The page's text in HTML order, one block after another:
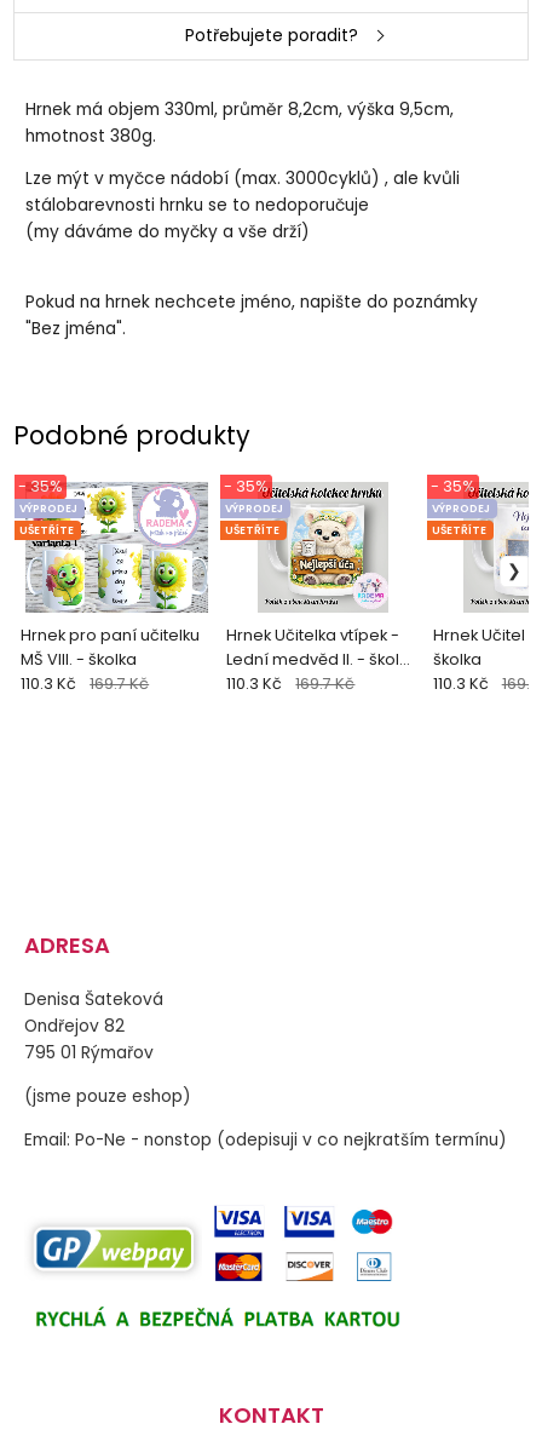
Potřebujete poradit?
Hrnek má objem 330ml, průměr 8,2cm, výška 9,5cm,
hmotnost 380g.
Lze mýt v myčce nádobí (max. 3000cyklů) , ale kvůli
stálobarevnosti hrnku se to nedoporučuje
(my dáváme do myčky a vše drží)
Pokud na hrnek nechcete jméno, napište do poznámky
"Bez jména".
Podobné produkty
Hrnek pro paní učitelku
MŠ VIII. - školka
VÝPRODEJ
UŠETŘÍTE
- 35%
110.3 Kč 169.7 Kč
Hrnek Učitelka vtípek -
Lední medvěd II. - škola
/ školka
VÝPRODEJ
UŠETŘÍTE
- 35%
110.3 Kč 169.7 Kč
Hrnek Učitel
školka
VÝPRODEJ
UŠETŘÍTE
- 35%
110.3 Kč
ADRESA
Denisa Šateková
Ondřejov 82
795 01 Rýmařov
(jsme pouze eshop)
Email: Po-Ne - nonstop (odepisuji v co nejkratším termínu)
KONTAKT